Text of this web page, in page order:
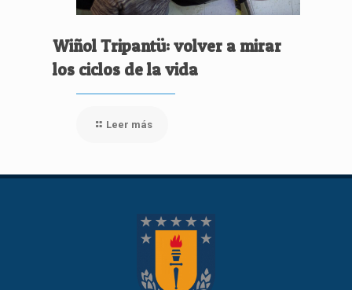
Wiñol Tripantü: volver a mirar
los ciclos de la vida
Leer más